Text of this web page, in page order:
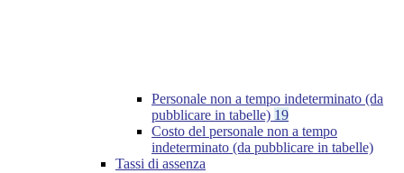
Personale non a tempo indeterminato (da
pubblicare in tabelle) 19
Costo del personale non a tempo
indeterminato (da pubblicare in tabelle)
Tassi di assenza